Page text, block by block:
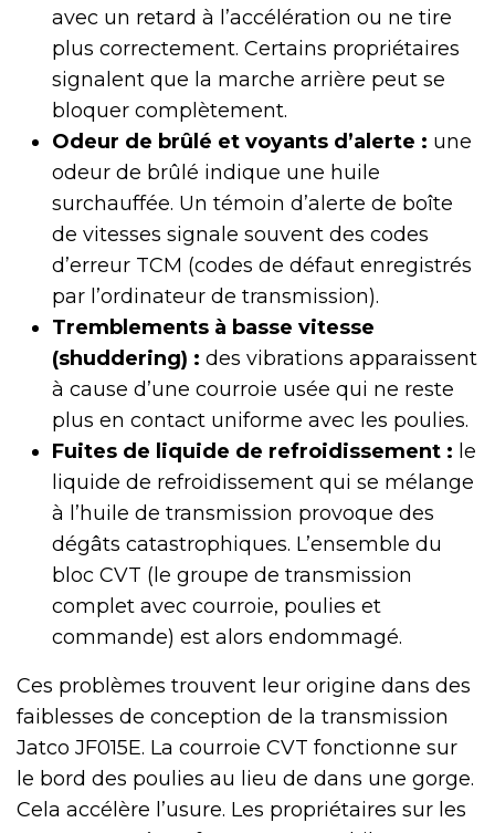
avec un retard à l’accélération ou ne tire
plus correctement. Certains propriétaires
signalent que la marche arrière peut se
bloquer complètement.
Odeur de brûlé et voyants d’alerte : une
odeur de brûlé indique une huile
surchauffée. Un témoin d’alerte de boîte
de vitesses signale souvent des codes
d’erreur TCM (codes de défaut enregistrés
par l’ordinateur de transmission).
Tremblements à basse vitesse
(shuddering) : des vibrations apparaissent
à cause d’une courroie usée qui ne reste
plus en contact uniforme avec les poulies.
Fuites de liquide de refroidissement : le
liquide de refroidissement qui se mélange
à l’huile de transmission provoque des
dégâts catastrophiques. L’ensemble du
bloc CVT (le groupe de transmission
complet avec courroie, poulies et
commande) est alors endommagé.
Ces problèmes trouvent leur origine dans des
faiblesses de conception de la transmission
Jatco JF015E. La courroie CVT fonctionne sur
le bord des poulies au lieu de dans une gorge.
Cela accélère l’usure. Les propriétaires sur les